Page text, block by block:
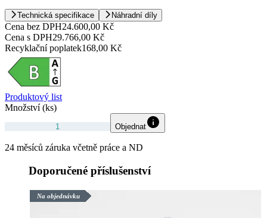
Technická specifikace Náhradní díly
Cena bez DPH24.600,00 Kč
Cena s DPH29.766,00 Kč
Recyklační poplatek168,00 Kč
Produktový list
Množství (ks)
Objednat
24 měsíců záruka včetně práce a ND
Doporučené příslušenství
Na objednávku